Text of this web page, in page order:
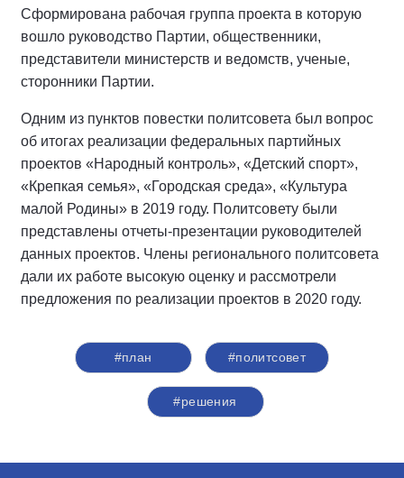
Сформирована рабочая группа проекта в которую
вошло руководство Партии, общественники,
представители министерств и ведомств, ученые,
сторонники Партии.
Одним из пунктов повестки политсовета был вопрос
об итогах реализации федеральных партийных
проектов «Народный контроль», «Детский спорт»,
«Крепкая семья», «Городская среда», «Культура
малой Родины» в 2019 году. Политсовету были
представлены отчеты-презентации руководителей
данных проектов. Члены регионального политсовета
дали их работе высокую оценку и рассмотрели
предложения по реализации проектов в 2020 году.
#план #политсовет
#решения